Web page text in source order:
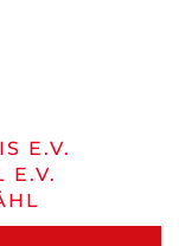
E.V.
E.V.